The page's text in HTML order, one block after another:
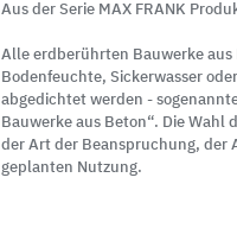
Aus der Serie MAX FRANK
Alle erdberührten Bauwerke aus
Bodenfeuchte, Sickerwasser
abgedichtet werden -
Bauwerke aus Beton“. Die Wahl
der Art der Beanspruchung, der
geplanten Nutzung.